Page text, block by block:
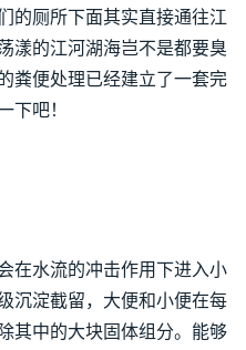
的厕所下面其实直接通往江
漾的江河湖海岂不是都要臭
粪便处理已经建立了一套完
下吧！
在水流的冲击作用下进入小
沉淀截留，大便和小便在每
其中的大块固体组分。能够